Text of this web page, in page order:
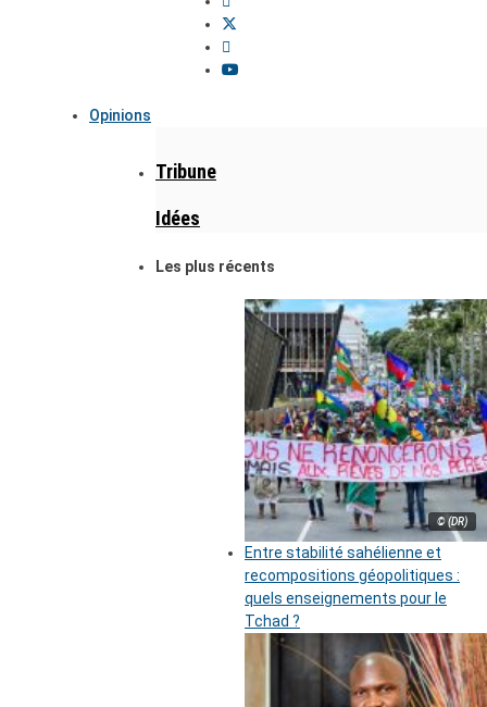
Opinions
Tribune
Idées
Les plus récents
© (DR)
Entre stabilité sahélienne et
recompositions géopolitiques :
quels enseignements pour le
Tchad ?